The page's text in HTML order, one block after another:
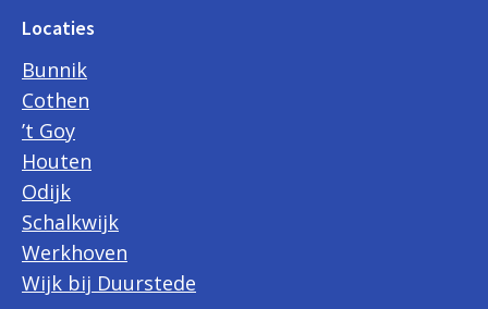
Locaties
Bunnik
Cothen
’t Goy
Houten
Odijk
Schalkwijk
Werkhoven
Wijk bij Duurstede